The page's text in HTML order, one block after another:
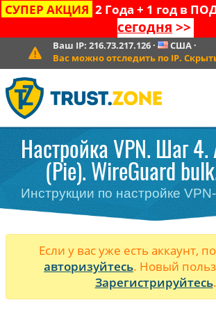
СУПЕР АКЦИЯ 2 Года + 1 год в
сегодня >>
Ваш IP: 216.73.217.126· США·
Вас можно отследить по IP.
Настройка VPN. Шаг
(Pie). WireGuard
Инструкции по настройке
Если у вас уже есть аккаунт,
авторизуйтесь. Новый
Зарегистрируйтесь.